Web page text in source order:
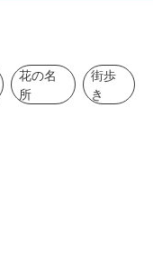
花の名
所
街歩
き